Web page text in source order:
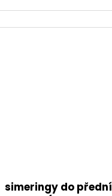
simeringy do přední